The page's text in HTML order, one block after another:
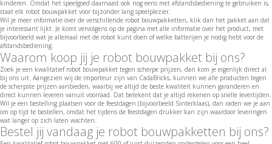
kinderen. Omdat het speelgoed daarnaast ook nog eens met afstandsbediening te gebruiken is,
staat elk robot bouwpakket voor bijzonder lang speelplezier.
Wil je meer informatie over de verschillende robot bouwpakketten, klik dan het pakket aan dat
je interessant lijkt. Je komt vervolgens op de pagina met alle informatie over het product, met
bijvoorbeeld wat je allemaal met de robot kunt doen of welke batterijen je nodig hebt voor de
afstandsbediening.
Waarom koop jij je robot bouwpakket bij ons?
Zoek je een kwalitatief robot bouwpakket tegen scherpe prijzen, dan kom je eigenlijk direct al
bij ons uit. Aangezien wij de importeur zijn van CadaBricks, kunnen we alle producten tegen
de scherpste prijzen aanbieden, waarbij we altijd de beste kwaliteit kunnen garanderen en
direct kunnen leveren vanuit voorraad. Dat betekent dat je altijd rekenen op snelle levertijden.
Wil je een bestelling plaatsen voor de feestdagen (bijvoorbeeld Sinterklaas), dan raden we je aan
om op tijd te bestellen, omdat het tijdens de feestdagen drukker kan zijn waardoor leveringen
wat langer op zich laten wachten.
Bestel jij vandaag je robot bouwpakketten bij ons?